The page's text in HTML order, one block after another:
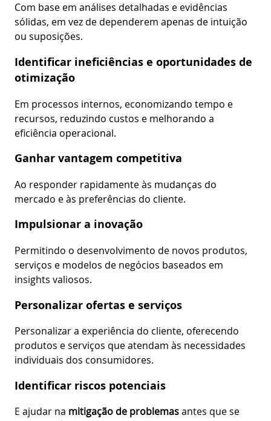
Com base em análises detalhadas e evidências
sólidas, em vez de dependerem apenas de intuição
ou suposições.
Identificar ineficiências e oportunidades de
otimização
Em processos internos, economizando tempo e
recursos, reduzindo custos e melhorando a
eficiência operacional.
Ganhar vantagem competitiva
Ao responder rapidamente às mudanças do
mercado e às preferências do cliente.
Impulsionar a inovação
Permitindo o desenvolvimento de novos produtos,
serviços e modelos de negócios baseados em
insights valiosos.
Personalizar ofertas e serviços
Personalizar a experiência do cliente, oferecendo
produtos e serviços que atendam às necessidades
individuais dos consumidores.
Identificar riscos potenciais
E ajudar na mitigação de problemasantes que se